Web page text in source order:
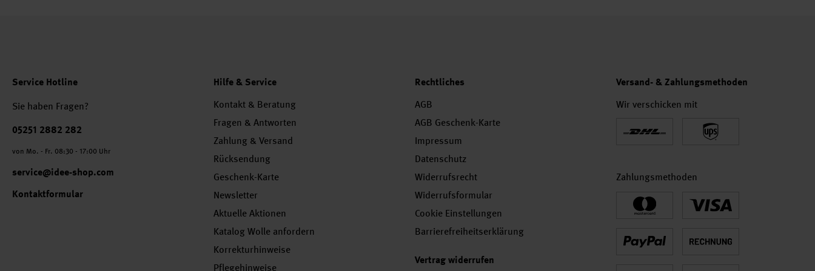
Service Hotline
Sie haben Fragen?
Telefonnummer
05251 2882 282
von Mo. - Fr. 08:30 - 17:00 Uhr
service@idee-shop.com
Kontaktformular
Hilfe & Service
Kontakt & Beratung
Fragen & Antworten
Zahlung & Versand
Rücksendung
Geschenk-Karte
Newsletter
Aktuelle Aktionen
Katalog Wolle anfordern
Korrekturhinweise
Pflegehinweise
Rechtliches
AGB
AGB Geschenk-Karte
Impressum
Datenschutz
Widerrufsrecht
Widerrufsformular
Cookie Einstellungen
Barrierefreiheitserklärung
Vertrag widerrufen
Versand- & Zahlungsmethoden
Wir verschicken mit
Zahlungsmethoden